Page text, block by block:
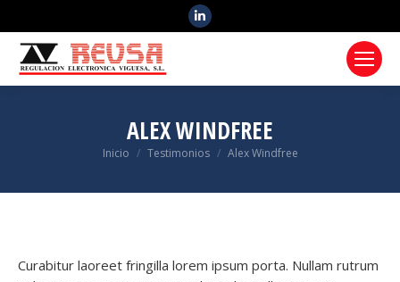
Linkedin
ALEX WINDFREE
Estás aquí:
Inicio Testimonios Alex Windfree
Curabitur laoreet fringilla lorem ipsum porta. Nullam rutrum